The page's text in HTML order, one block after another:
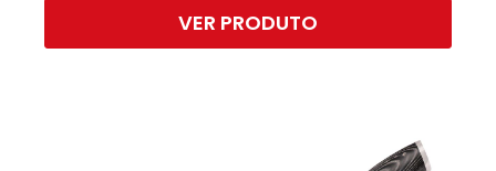
VER PRODUTO